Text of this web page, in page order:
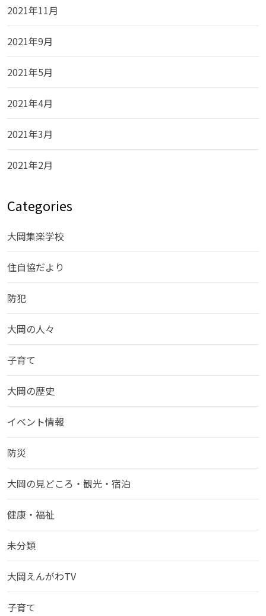
2021年11月
2021年9月
2021年5月
2021年4月
2021年3月
2021年2月
Categories
大岡集楽学校
住自協だより
防犯
大岡の人々
子育て
大岡の歴史
イベント情報
防災
大岡の見どころ・観光・宿泊
健康・福祉
未分類
大岡えんがわTV
子育て